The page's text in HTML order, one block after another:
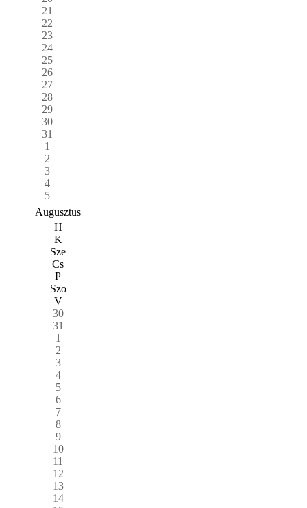
21
22
23
24
25
26
27
28
29
30
31
1
2
3
4
5
Augusztus
H
K
Sze
Cs
P
Szo
V
30
31
1
2
3
4
5
6
7
8
9
10
11
12
13
14